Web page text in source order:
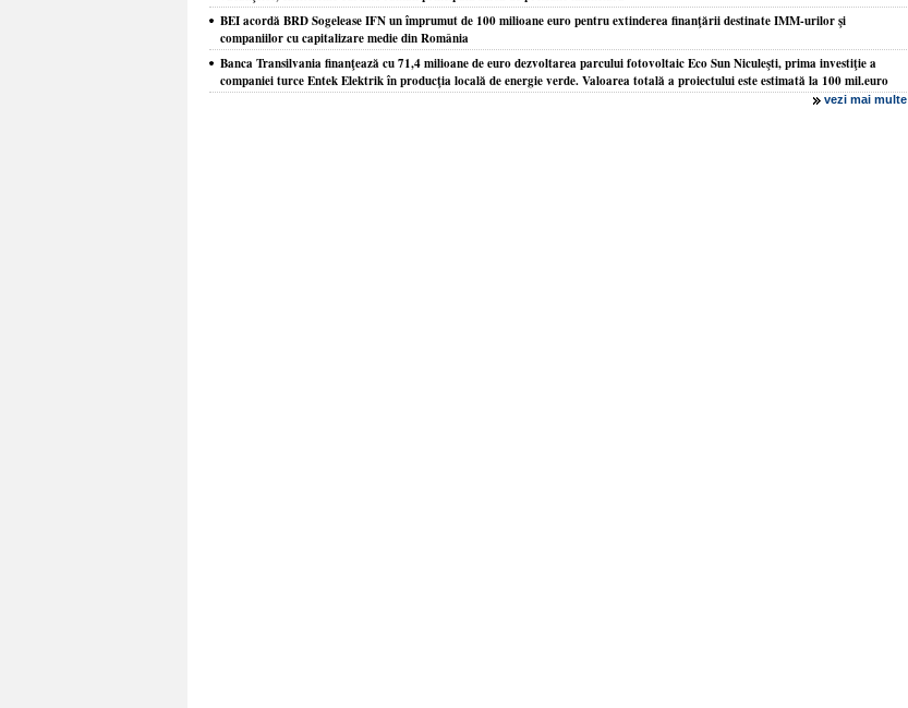
BEI acordă BRD Sogelease IFN un împrumut de 100 milioane euro pentru extinderea finanţării destinate IMM-urilor şi
companiilor cu capitalizare medie din România
Banca Transilvania finanţează cu 71,4 milioane de euro dezvoltarea parcului fotovoltaic Eco Sun Niculeşti, prima investiţie a
companiei turce Entek Elektrik în producţia locală de energie verde. Valoarea totală a proiectului este estimată la 100 mil.euro
vezi mai multe